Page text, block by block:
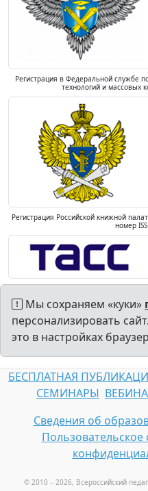
Регистрация в Федеральной службе
технологий и массовых
Регистрация Российской книжной
номер
Мы сохраняем «куки»
персонализировать
это в настройках
БЕСПЛАТНАЯ
СЕМИНАРЫ
Сведения об
© 2010 – 2026, Всероссийский